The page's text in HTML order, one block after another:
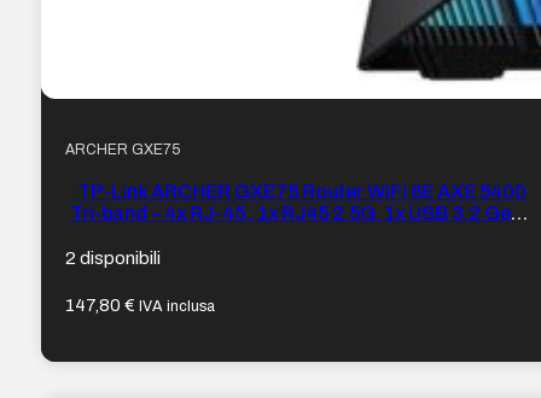
ARCHER GXE75
TP-Link ARCHER GXE75 Router WiFi 6E AXE 5400
Tri-band – 4x RJ-45 , 1x RJ45 2.5G, 1x USB 3.2 Gen1
2 disponibili
147,80€ IVA inclusa